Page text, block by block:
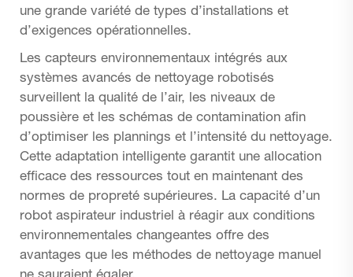
une grande variété de types d’installations et
d’exigences opérationnelles.
Les capteurs environnementaux intégrés aux
systèmes avancés de nettoyage robotisés
surveillent la qualité de l’air, les niveaux de
poussière et les schémas de contamination afin
d’optimiser les plannings et l’intensité du nettoyage.
Cette adaptation intelligente garantit une allocation
efficace des ressources tout en maintenant des
normes de propreté supérieures. La capacité d’un
robot aspirateur industriel à réagir aux conditions
environnementales changeantes offre des
avantages que les méthodes de nettoyage manuel